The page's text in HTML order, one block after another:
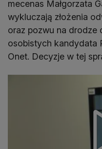
mecenas Małgorzata
wykluczają złożenia
oraz pozwu na drodze
osobistych kandydata
Onet. Decyzje w tej